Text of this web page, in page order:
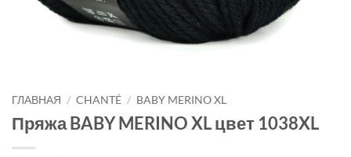
ГЛАВНАЯ / CHANTÉ / BABY MERINO XL
Пряжа BABY MERINO XL цвет 1038XL